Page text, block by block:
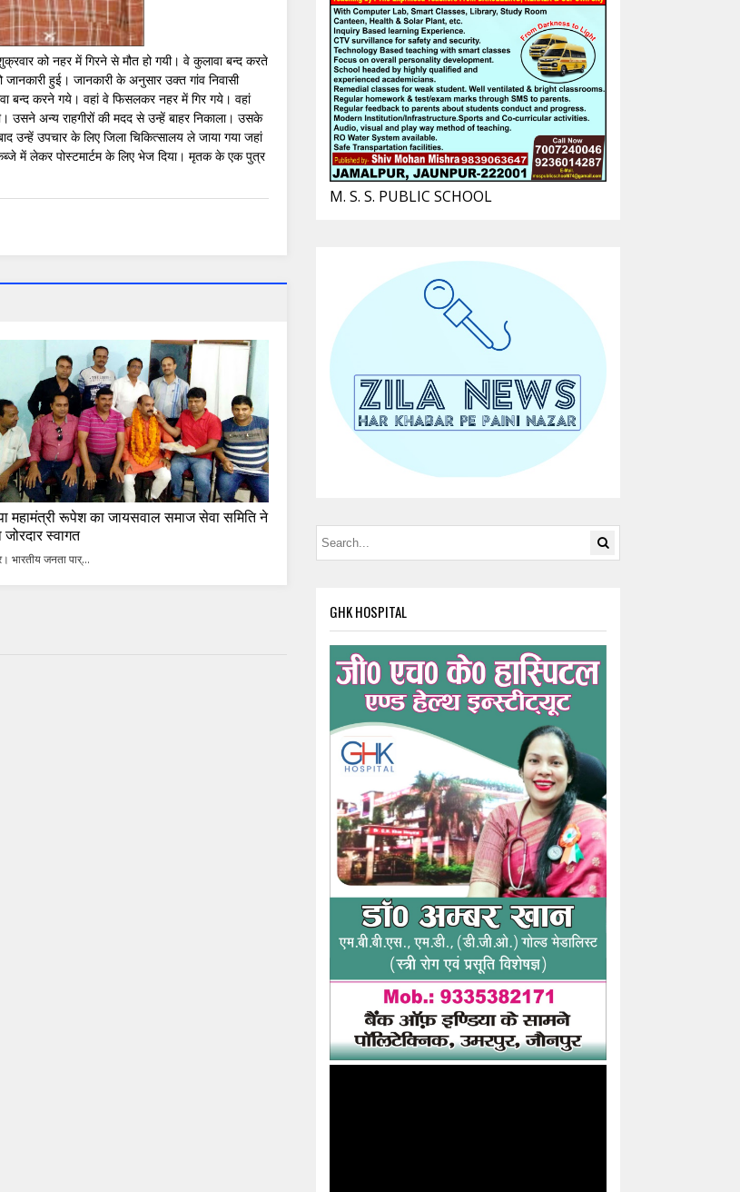
को नहर में गिरने से मौत हो गयी। वे कुलावा बन्द करते
हुई। जानकारी के अनुसार उक्त गांव निवासी
बन्द करने गये। वहां वे फिसलकर नहर में गिर गये। वहां
अन्य राहगीरों की मदद से उन्हें बाहर निकाला। उसके
उन्हें उपचार के लिए जिला चिकित्सालय ले जाया गया जहां
में लेकर पोस्टमार्टम के लिए भेज दिया। मृतक के एक पुत्र
महामंत्री रूपेश का जायसवाल समाज सेवा समिति ने
जोरदार स्वागत
भारतीय जनता पार्...
M. S. S. PUBLIC SCHOOL
GHK HOSPITAL